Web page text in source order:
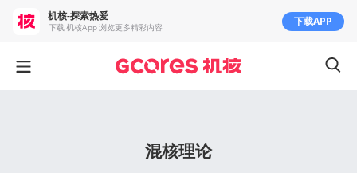
混核理论
机核-探索热爱
下载 机核App 浏览更多精彩内容 下载APP